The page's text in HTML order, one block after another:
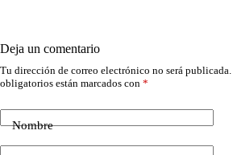
Deja un comentario
Tu dirección de correo electrónico no será publicada.
obligatorios están marcados con *
Nombre